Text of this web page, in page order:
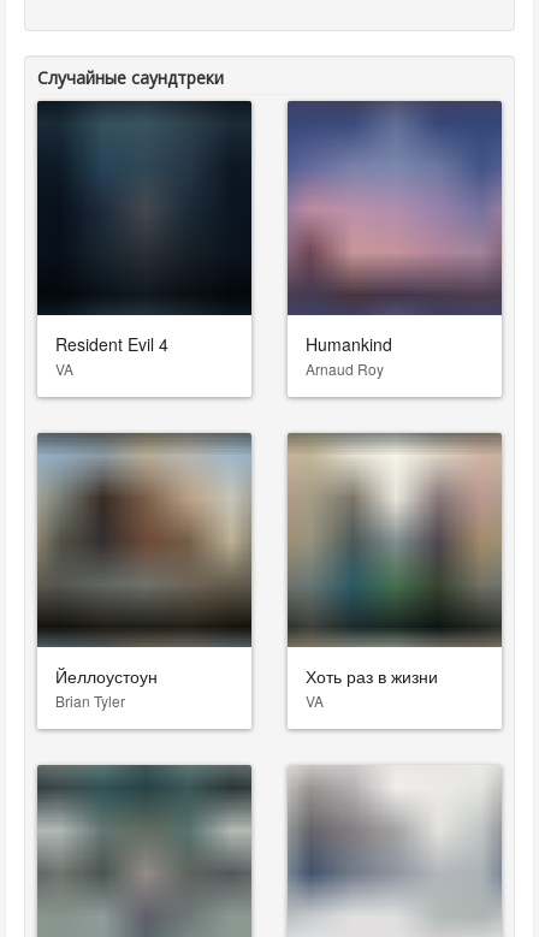
Случайные саундтреки
Resident Evil 4
VA
Humankind
Arnaud Roy
Йеллоустоун
Brian Tyler
Хоть раз в жизни
VA